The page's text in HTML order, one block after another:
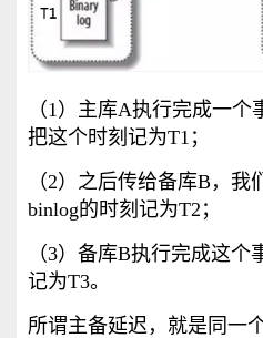
（1）主库A执行完成一个
把这个时刻记为T1；
（2）之后传给备库B，
binlog的时刻记为T2；
（3）备库B执行完成这个
记为T3。
所谓主备延迟，就是同一